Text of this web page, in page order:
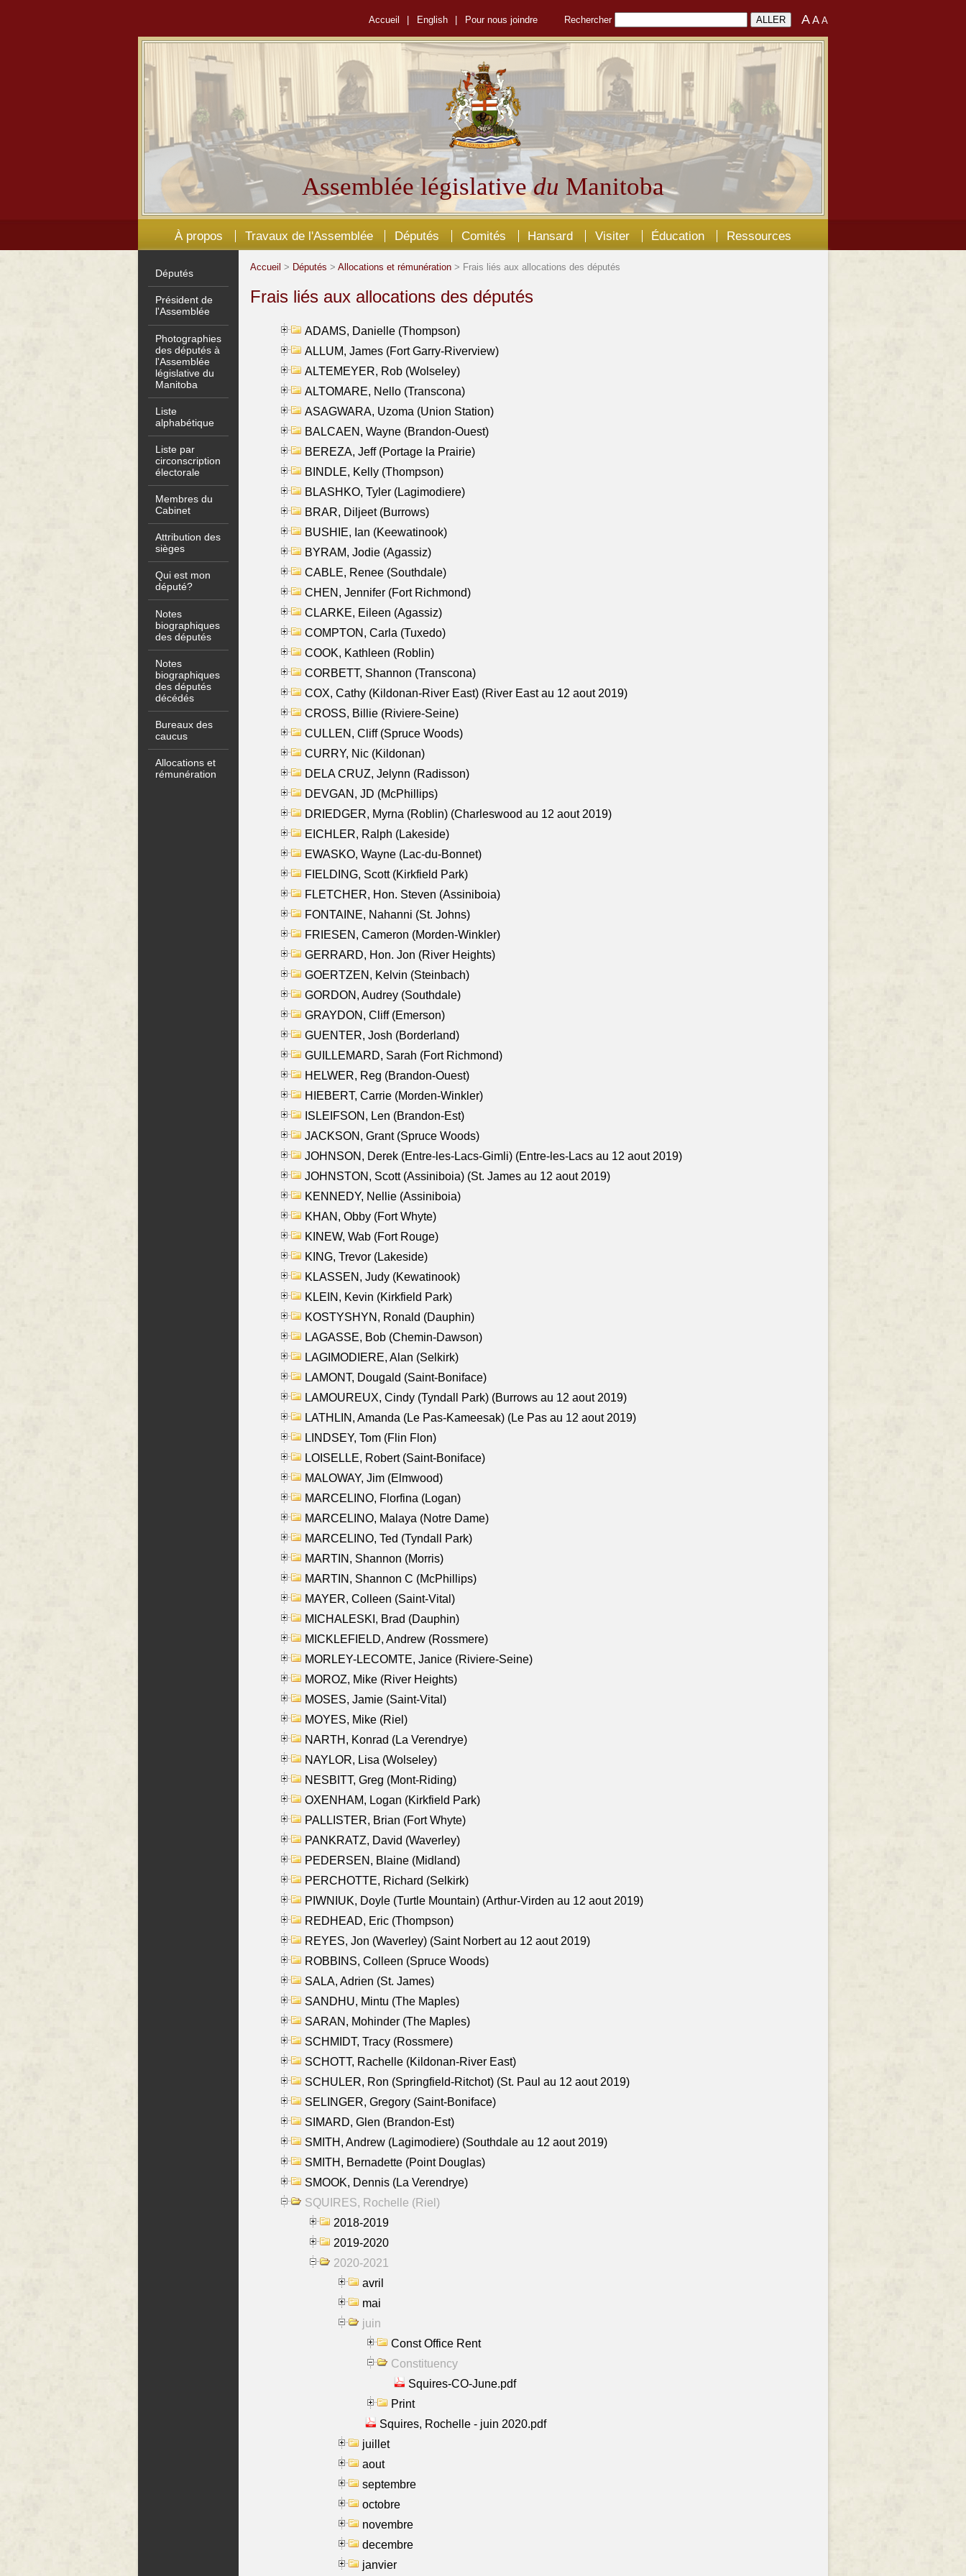
Accueil English Pour nous joindre Rechercher AA A
Assemblée législativedu Manitoba
À propos Travaux de l'Assemblée Députés Comités Hansard Visiter Éducation Ressources
Députés
Président de
l'Assemblée
Photographies
des députés à
l'Assemblée
législative du
Manitoba
Liste
alphabétique
Liste par
circonscription
électorale
Membres du
Cabinet
Attribution des
sièges
Qui est mon
député?
Notes
biographiques
des députés
Notes
biographiques
des députés
décédés
Bureaux des
caucus
Allocations et
rémunération
Accueil > Députés > Allocations et rémunération > Frais liés aux allocations des députés
Frais liés aux allocations des députés
ADAMS, Danielle (Thompson)
ALLUM, James (Fort Garry-Riverview)
ALTEMEYER, Rob (Wolseley)
ALTOMARE, Nello (Transcona)
ASAGWARA, Uzoma (Union Station)
BALCAEN, Wayne (Brandon-Ouest)
BEREZA, Jeff (Portage la Prairie)
BINDLE, Kelly (Thompson)
BLASHKO, Tyler (Lagimodiere)
BRAR, Diljeet (Burrows)
BUSHIE, Ian (Keewatinook)
BYRAM, Jodie (Agassiz)
CABLE, Renee (Southdale)
CHEN, Jennifer (Fort Richmond)
CLARKE, Eileen (Agassiz)
COMPTON, Carla (Tuxedo)
COOK, Kathleen (Roblin)
CORBETT, Shannon (Transcona)
COX, Cathy (Kildonan-River East) (River East au 12 aout 2019)
CROSS, Billie (Riviere-Seine)
CULLEN, Cliff (Spruce Woods)
CURRY, Nic (Kildonan)
DELA CRUZ, Jelynn (Radisson)
DEVGAN, JD (McPhillips)
DRIEDGER, Myrna (Roblin) (Charleswood au 12 aout 2019)
EICHLER, Ralph (Lakeside)
EWASKO, Wayne (Lac-du-Bonnet)
FIELDING, Scott (Kirkfield Park)
FLETCHER, Hon. Steven (Assiniboia)
FONTAINE, Nahanni (St. Johns)
FRIESEN, Cameron (Morden-Winkler)
GERRARD, Hon. Jon (River Heights)
GOERTZEN, Kelvin (Steinbach)
GORDON, Audrey (Southdale)
GRAYDON, Cliff (Emerson)
GUENTER, Josh (Borderland)
GUILLEMARD, Sarah (Fort Richmond)
HELWER, Reg (Brandon-Ouest)
HIEBERT, Carrie (Morden-Winkler)
ISLEIFSON, Len (Brandon-Est)
JACKSON, Grant (Spruce Woods)
JOHNSON, Derek (Entre-les-Lacs-Gimli) (Entre-les-Lacs au 12 aout 2019)
JOHNSTON, Scott (Assiniboia) (St. James au 12 aout 2019)
KENNEDY, Nellie (Assiniboia)
KHAN, Obby (Fort Whyte)
KINEW, Wab (Fort Rouge)
KING, Trevor (Lakeside)
KLASSEN, Judy (Kewatinook)
KLEIN, Kevin (Kirkfield Park)
KOSTYSHYN, Ronald (Dauphin)
LAGASSE, Bob (Chemin-Dawson)
LAGIMODIERE, Alan (Selkirk)
LAMONT, Dougald (Saint-Boniface)
LAMOUREUX, Cindy (Tyndall Park) (Burrows au 12 aout 2019)
LATHLIN, Amanda (Le Pas-Kameesak) (Le Pas au 12 aout 2019)
LINDSEY, Tom (Flin Flon)
LOISELLE, Robert (Saint-Boniface)
MALOWAY, Jim (Elmwood)
MARCELINO, Florfina (Logan)
MARCELINO, Malaya (Notre Dame)
MARCELINO, Ted (Tyndall Park)
MARTIN, Shannon (Morris)
MARTIN, Shannon C (McPhillips)
MAYER, Colleen (Saint-Vital)
MICHALESKI, Brad (Dauphin)
MICKLEFIELD, Andrew (Rossmere)
MORLEY-LECOMTE, Janice (Riviere-Seine)
MOROZ, Mike (River Heights)
MOSES, Jamie (Saint-Vital)
MOYES, Mike (Riel)
NARTH, Konrad (La Verendrye)
NAYLOR, Lisa (Wolseley)
NESBITT, Greg (Mont-Riding)
OXENHAM, Logan (Kirkfield Park)
PALLISTER, Brian (Fort Whyte)
PANKRATZ, David (Waverley)
PEDERSEN, Blaine (Midland)
PERCHOTTE, Richard (Selkirk)
PIWNIUK, Doyle (Turtle Mountain) (Arthur-Virden au 12 aout 2019)
REDHEAD, Eric (Thompson)
REYES, Jon (Waverley) (Saint Norbert au 12 aout 2019)
ROBBINS, Colleen (Spruce Woods)
SALA, Adrien (St. James)
SANDHU, Mintu (The Maples)
SARAN, Mohinder (The Maples)
SCHMIDT, Tracy (Rossmere)
SCHOTT, Rachelle (Kildonan-River East)
SCHULER, Ron (Springfield-Ritchot) (St. Paul au 12 aout 2019)
SELINGER, Gregory (Saint-Boniface)
SIMARD, Glen (Brandon-Est)
SMITH, Andrew (Lagimodiere) (Southdale au 12 aout 2019)
SMITH, Bernadette (Point Douglas)
SMOOK, Dennis (La Verendrye)
SQUIRES, Rochelle (Riel)
2018-2019
2019-2020
2020-2021
avril
mai
juin
Const Office Rent
Constituency
Squires-CO-June.pdf
Print
Squires, Rochelle - juin 2020.pdf
juillet
aout
septembre
octobre
novembre
decembre
janvier